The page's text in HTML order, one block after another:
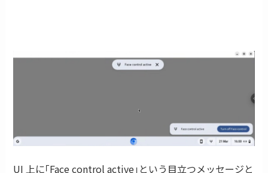
UI 上に｢Face control active｣という目立つメッセージと